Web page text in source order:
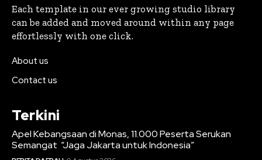
Each template in our ever growing studio library
can be added and moved around within any page
effortlessly with one click.
About us
Contact us
Terkini
Apel Kebangsaan di Monas, 11.000 Peserta Serukan
Semangat “Jaga Jakarta untuk Indonesia”